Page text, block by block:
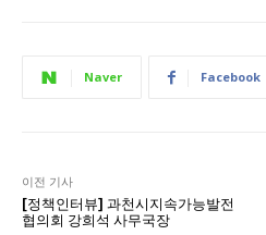
Naver Facebook
이전 기사
[정책인터뷰] 과천시지속가능발전
협의회 강희석 사무국장